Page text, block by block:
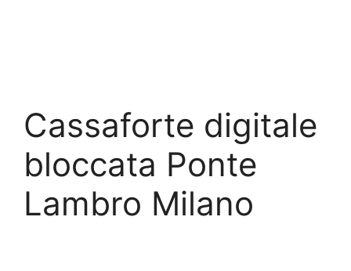
Cassaforte digitale
bloccata Ponte
Lambro Milano